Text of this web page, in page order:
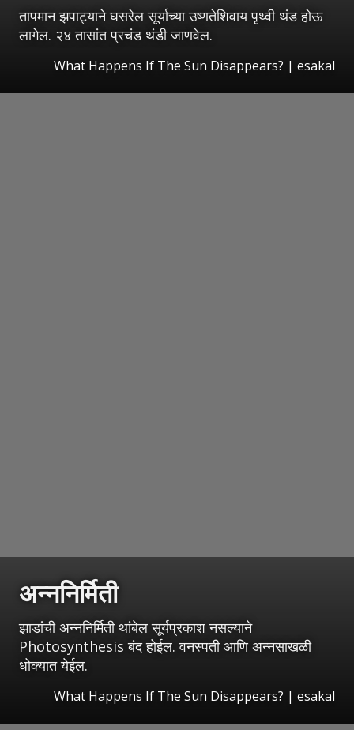
तापमान झपाट्याने घसरेल सूर्याच्या उष्णतेशिवाय पृथ्वी थंड होऊ
लागेल. २४ तासांत प्रचंड थंडी जाणवेल.
What Happens If The Sun Disappears? | esakal
अन्ननिर्मिती
झाडांची अन्ननिर्मिती थांबेल सूर्यप्रकाश नसल्याने
Photosynthesis बंद होईल. वनस्पती आणि अन्नसाखळी
धोक्यात येईल.
What Happens If The Sun Disappears? | esakal